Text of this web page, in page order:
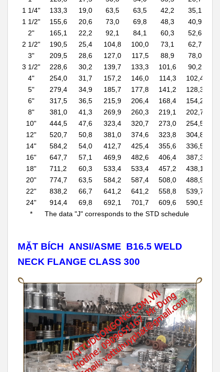
1 1/4"
133,3 19,0 63,5 63,5 42,2 35,1
1 1/2"
155,6 20,6 73,0 69,8 48,3 40,9
2"
165,1 22,2 92,1 84,1 60,3 52,6
2 1/2"
190,5 25,4 104,8 100,0 73,1 62,7
3"
209,5 28,6 127,0 117,5 88,9 78,0
3 1/2"
228,6 30,2 139,7 133,3 101,6 90,2
4"
254,0 31,7 157,2 146,0 114,3 102,4
5"
279,4 34,9 185,7 177,8 141,2 128,3
6"
317,5 36,5 215,9 206,4 168,4 154,2
8"
381,0 41,3 269,9 260,3 219,1 202,7
10"
444,5 47,6 323,4 320,7 273,0 254,5
12"
520,7 50,8 381,0 374,6 323,8 304,8
14"
584,2 54,0 412,7 425,4 355,6 336,5
16"
647,7 57,1 469,9 482,6 406,4 387,3
18"
711,2 60,3 533,4 533,4 457,2 438,1
20"
774,7 63,5 584,2 587,4 508,0 488,9
22"
838,2 66,7 641,2 641,2 558,8 539,7
24"
914,4 69,8 692,1 701,7 609,6 590,5
*
The data "J" corresponds to the STD schedule
MẶT BÍCH ANSI/ASME B16.5 WELD
NECK FLANGE CLASS 300